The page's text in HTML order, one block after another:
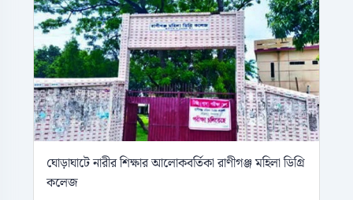
ঘোড়াঘাটে নারীর শিক্ষার আলোকবর্তিকা রাণীগঞ্জ মহিলা ডিগ্রি
কলেজ